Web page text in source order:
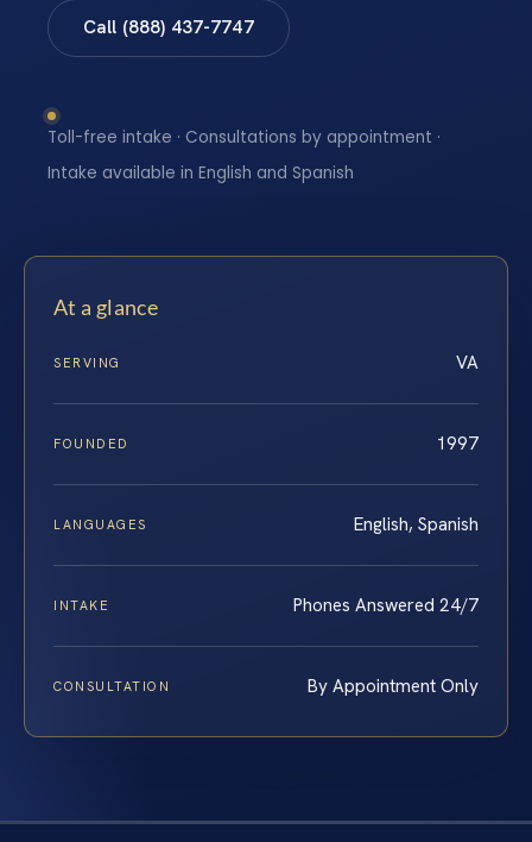
Call (888) 437-7747
Toll-free intake · Consultations by appointment ·
Intake available in English and Spanish
At a glance
SERVING VA
FOUNDED 1997
LANGUAGES English, Spanish
INTAKE Phones Answered 24/7
CONSULTATION By Appointment Only